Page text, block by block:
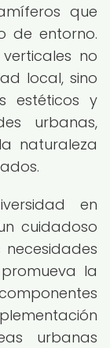
que
de entorno.
no
local, sino
estéticos y
urbanas,
naturaleza
en
cuidadoso
la
urbanas